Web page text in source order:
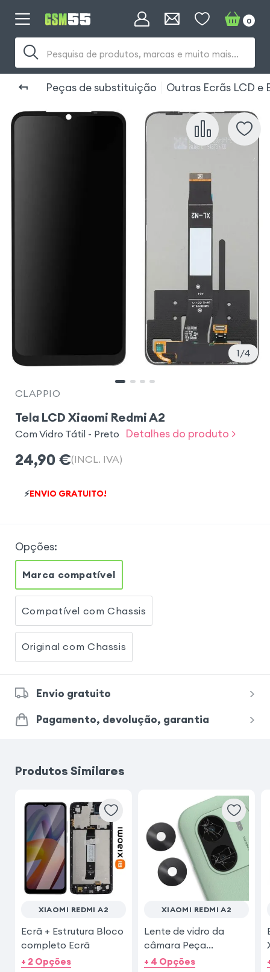
Pesquisa de produtos, marcas e muito mais...
0
Peças de substituição Outras Ecrãs LCD e
1 4
CLAPPIO
Tela LCD Xiaomi Redmi A2
Com Vidro Tátil - Preto Detalhes do produto >
24,90 €(INCL. IVA)
⚡ENVIO GRATUITO!
Opções:
Marca compatível
Compatível com Chassis
Original com Chassis
Envio gratuito
Pagamento, devolução, garantia
Produtos Similares
XIAOMI REDMI A2
Ecrã + Estrutura Bloco
completo Ecrã
+ 2 Opções
XIAOMI REDMI A2
Lente de vidro da
câmara Peça
compatível
+ 4 Opções